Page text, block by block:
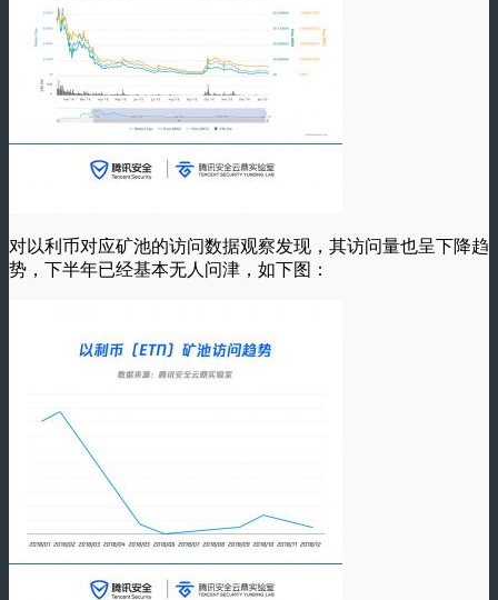
对以利币对应矿池的访问数据观察发现，其访问量也呈下降趋
势，下半年已经基本无人问津，如下图：